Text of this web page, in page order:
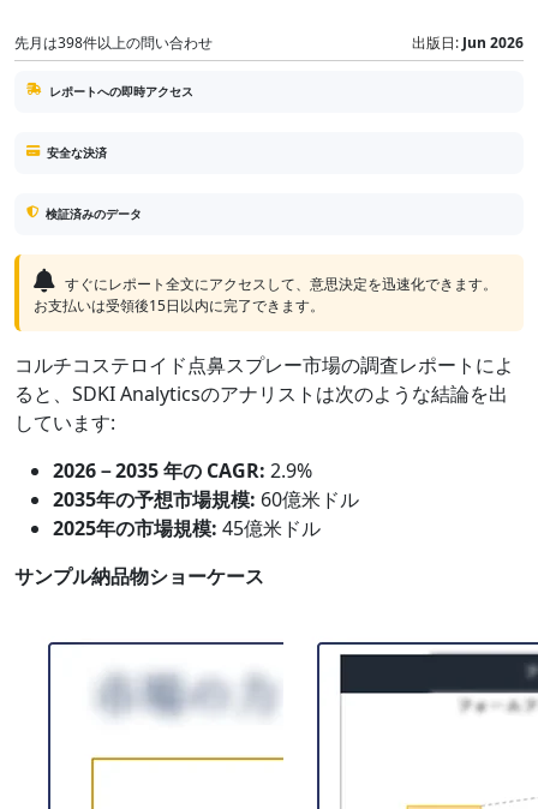
先月は398件以上の問い合わせ 出版日: Jun 2026
レポートへの即時アクセス
安全な決済
検証済みのデータ
すぐにレポート全文にアクセスして、意思決定を迅速化できます。
お支払いは受領後15日以内に完了できます。
コルチコステロイド点鼻スプレー市場の調査レポートによ
ると、SDKI Analyticsのアナリストは次のような結論を出
しています:
2026－2035 年の CAGR: 2.9%
2035年の予想市場規模: 60億米ドル
2025年の市場規模: 45億米ドル
サンプル納品物ショーケース